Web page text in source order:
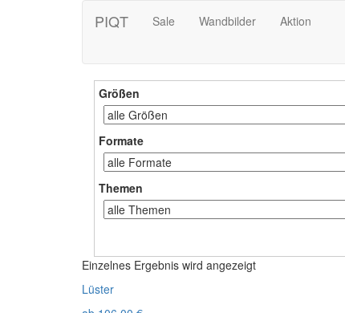
PIQT Sale Wandbilder Aktion
Größen
Formate
Themen
Einzelnes Ergebnis wird angezeigt
Lüster